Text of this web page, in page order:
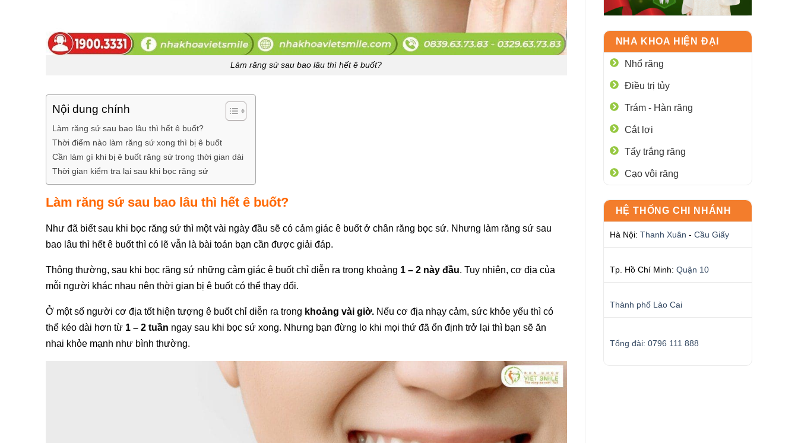
Làm răng sứ sau bao lâu thì hết ê buốt?
Nội dung chính
Làm răng sứ sau bao lâu thì hết ê buốt?
Thời điểm nào làm răng sứ xong thì bị ê buốt
Cần làm gì khi bị ê buốt răng sứ trong thời gian dài
Thời gian kiểm tra lại sau khi bọc răng sứ
Làm răng sứ sau bao lâu thì hết ê buốt?
Như đã biết sau khi bọc răng sứ thì một vài ngày đầu sẽ có cảm giác ê buốt ở chân răng bọc sứ. Nhưng làm răng sứ sau
bao lâu thì hết ê buốt thì có lẽ vẫn là bài toán bạn cần được giải đáp.
Thông thường, sau khi bọc răng sứ những cảm giác ê buốt chỉ diễn ra trong khoảng 1 – 2 này đầu. Tuy nhiên, cơ địa của
mỗi người khác nhau nên thời gian bị ê buốt có thể thay đổi.
Ở một số người cơ địa tốt hiện tượng ê buốt chỉ diễn ra trong khoảng vài giờ. Nếu cơ địa nhạy cảm, sức khỏe yếu thì có
thể kéo dài hơn từ 1 – 2 tuần ngay sau khi bọc sứ xong. Nhưng bạn đừng lo khi mọi thứ đã ổn định trở lại thì bạn sẽ ăn
nhai khỏe mạnh như bình thường.
NHA KHOA HIỆN ĐẠI
Nhổ răng
Điều trị tủy
Trám - Hàn răng
Cắt lợi
Tẩy trắng răng
Cạo vôi răng
HỆ THỐNG CHI NHÁNH
Hà Nội: Thanh Xuân - Cầu Giấy
Tp. Hồ Chí Minh: Quận 10
Thành phố Lào Cai
Tổng đài: 0796 111 888